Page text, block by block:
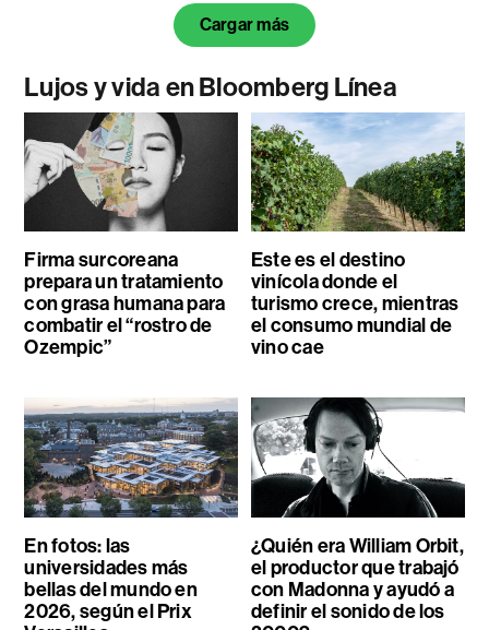
Cargar más
Lujos y vida en Bloomberg Línea
Firma surcoreana
prepara un tratamiento
con grasa humana para
combatir el “rostro de
Ozempic”
Este es el destino
vinícola donde el
turismo crece, mientras
el consumo mundial de
vino cae
En fotos: las
universidades más
bellas del mundo en
2026, según el Prix
¿Quién era William Orbit,
el productor que trabajó
con Madonna y ayudó a
definir el sonido de los